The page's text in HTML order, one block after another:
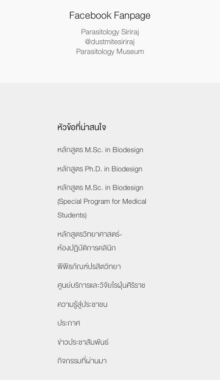
Facebook Fanpage
Parasitology Siriraj
@dustmitesiriraj
Parasitology Museum
หัวข้อที่น่าสนใจ
หลักสูตร M.Sc. in Biodesign
หลักสูตร Ph.D. in Biodesign
หลักสูตร M.Sc. in Biodesign
(Special Program for Medical
Students)
หลักสูตรวิทยาศาสตร์-
ห้องปฏิบัติการคลินิก
พิพิธภัณฑ์ปรสิตวิทยา
ศูนย์บริการและวิจัยไรฝุ่นศิริราช
ความรู้สู่ประชาชน
ประกาศ
ข่าวประชาสัมพันธ์
กิจกรรมที่ผ่านมา